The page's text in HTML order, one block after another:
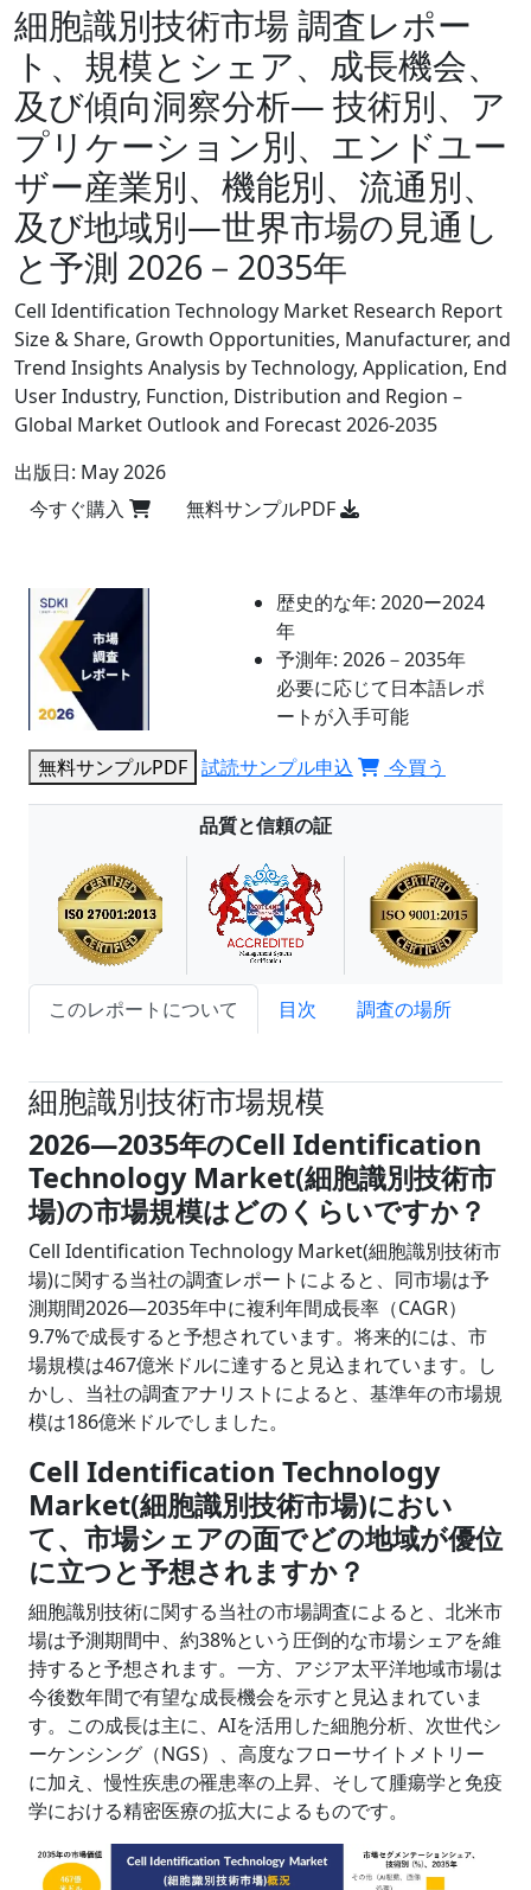
細胞識別技術市場 調査レポー
ト、規模とシェア、成長機会、
及び傾向洞察分析― 技術別、ア
プリケーション別、エンドユー
ザー産業別、機能別、流通別、
及び地域別―世界市場の見通し
と予測 2026－2035年
Cell Identification Technology Market Research Report
Size & Share, Growth Opportunities, Manufacturer, and
Trend Insights Analysis by Technology, Application, End
User Industry, Function, Distribution and Region –
Global Market Outlook and Forecast 2026-2035
出版日: May 2026
今すぐ購入
無料サンプルPDF
歴史的な年: 2020ー2024
年
予測年: 2026－2035年
必要に応じて日本語レポ
ートが入手可能
無料サンプルPDF 試読サンプル申込 今買う
品質と信頼の証
このレポートについて 目次
調査の場所
細胞識別技術市場規模
2026―2035年のCell Identification
Technology Market(細胞識別技術市
場)の市場規模はどのくらいですか？
Cell Identification Technology Market(細胞識別技術市
場)に関する当社の調査レポートによると、同市場は予
測期間2026―2035年中に複利年間成長率（CAGR）
9.7%で成長すると予想されています。将来的には、市
場規模は467億米ドルに達すると見込まれています。し
かし、当社の調査アナリストによると、基準年の市場規
模は186億米ドルでしました。
Cell Identification Technology
Market(細胞識別技術市場)におい
て、市場シェアの面でどの地域が優位
に立つと予想されますか？
細胞識別技術に関する当社の市場調査によると、北米市
場は予測期間中、約38%という圧倒的な市場シェアを維
持すると予想されます。一方、アジア太平洋地域市場は
今後数年間で有望な成長機会を示すと見込まれていま
す。この成長は主に、AIを活用した細胞分析、次世代シ
ーケンシング（NGS）、高度なフローサイトメトリー
に加え、慢性疾患の罹患率の上昇、そして腫瘍学と免疫
学における精密医療の拡大によるものです。